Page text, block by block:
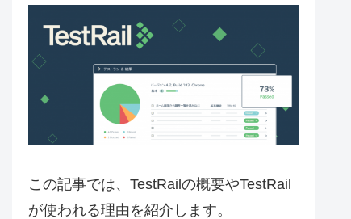
この記事では、TestRailの概要やTestRail
が使われる理由を紹介します。